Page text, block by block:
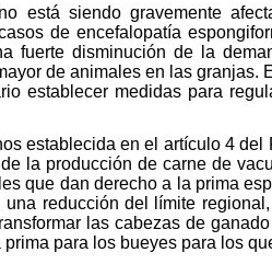
está siendo gravemente
de encefalopatía
fuerte disminución de la
de animales en las granjas.
establecer medidas para
establecida en el artículo 4
la producción de carne de
que dan derecho a la prima
reducción del límite
las cabezas de
para los bueyes para los